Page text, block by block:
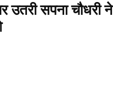
उतरी सपना चौधरी ने